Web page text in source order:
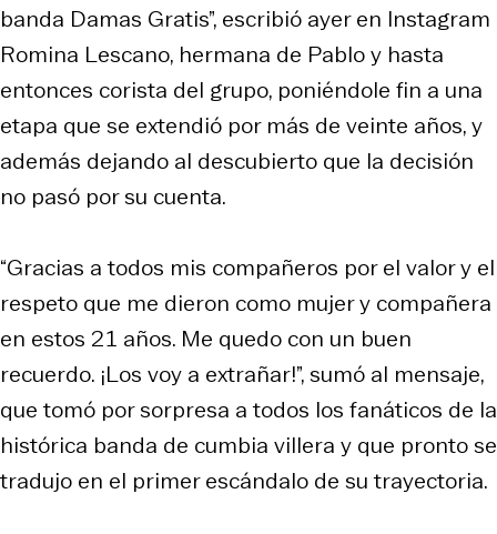
banda Damas Gratis”, escribió ayer en Instagram
Romina Lescano, hermana de Pablo y hasta
entonces corista del grupo, poniéndole fin a una
etapa que se extendió por más de veinte años, y
además dejando al descubierto que la decisión
no pasó por su cuenta.
“Gracias a todos mis compañeros por el valor y el
respeto que me dieron como mujer y compañera
en estos 21 años. Me quedo con un buen
recuerdo. ¡Los voy a extrañar!”, sumó al mensaje,
que tomó por sorpresa a todos los fanáticos de la
histórica banda de cumbia villera y que pronto se
tradujo en el primer escándalo de su trayectoria.